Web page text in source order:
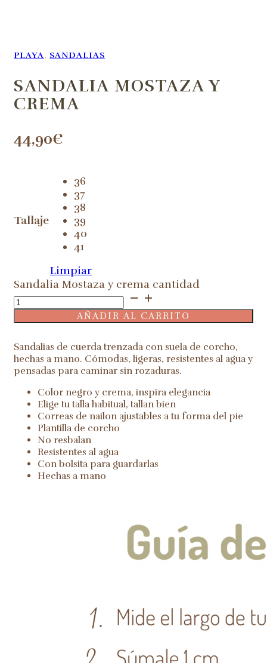
PLAYA, SANDALIAS
SANDALIA MOSTAZA Y
CREMA
44,90€
Tallaje
36
37
38
39
40
41
Limpiar
Sandalia Mostaza y crema cantidad
AÑADIR AL CARRITO
Sandalias de cuerda trenzada con suela de corcho,
hechas a mano. Cómodas, ligeras, resistentes al agua y
pensadas para caminar sin rozaduras.
Color negro y crema, inspira elegancia
Elige tu talla habitual, tallan bien
Correas de nailon ajustables a tu forma del pie
Plantilla de corcho
No resbalan
Resistentes al agua
Con bolsita para guardarlas
Hechas a mano